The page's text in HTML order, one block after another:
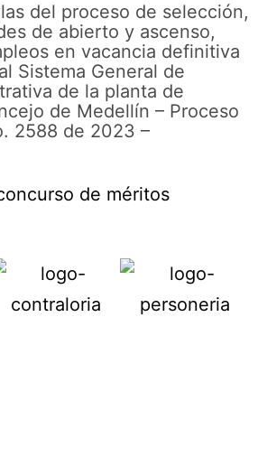
del proceso de selección,
de abierto y ascenso,
en vacancia definitiva
Sistema General de
de la planta de
de Medellín – Proceso
2588 de 2023 –
de méritos